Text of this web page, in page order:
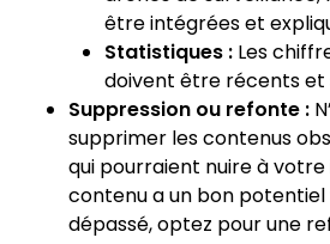
être intégrées et
Statistiques :Les
doivent être récents et
Suppression ou refonte :
supprimer les contenus
qui pourraient nuire à votre
contenu a un bon potentiel
dépassé, optez pour une